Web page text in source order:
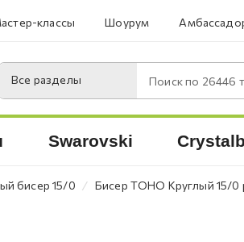
классы Шоурум
Все разделы Поиск по 26446
Swarovski
бисер 15/0 ⁄ Бисер TOHO Круглый 15/